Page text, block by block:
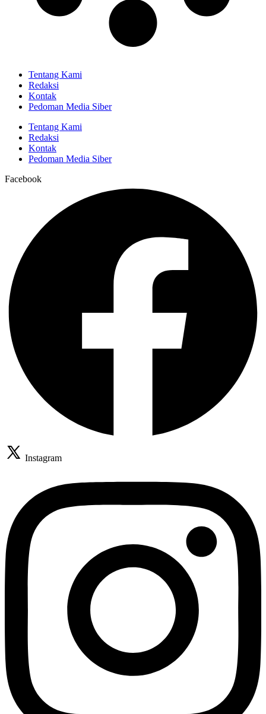
Tentang Kami
Redaksi
Kontak
Pedoman Media Siber
Tentang Kami
Redaksi
Kontak
Pedoman Media Siber
Facebook
Instagram